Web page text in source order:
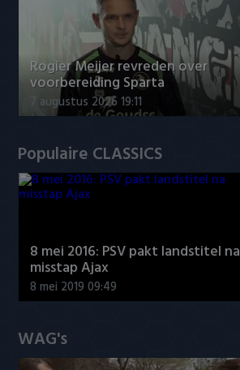
Rogier Meijer revreden over
voorbereiding Sparta
7 augustus 2026 19:11
Populaire CLASSICS
8 mei 2016: PSV pakt landstitel na
misstap Ajax
8 mei 2019 09:49
WAG's